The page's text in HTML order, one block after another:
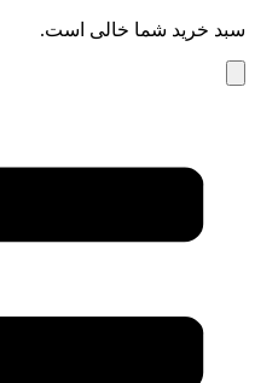
سبد خرید شما خالی است.